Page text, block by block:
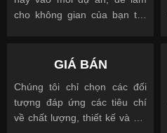
cho không gian của bạn trở
GIÁ BÁN
Chúng tôi chỉ chọn các đối
tượng đáp ứng các tiêu chí
về chất lượng, thiết kế và giá